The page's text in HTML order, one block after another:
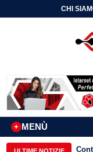
CHI
MENÙ
+